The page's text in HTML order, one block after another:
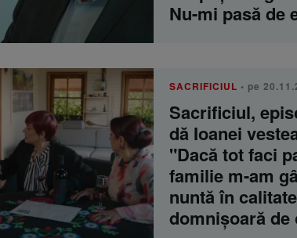
Nu-mi pasă de
SACRIFICIUL • pe
Sacrificiul,
dă Ioanei
"Dacă tot faci
familie m-am
nuntă în
domnişoară de